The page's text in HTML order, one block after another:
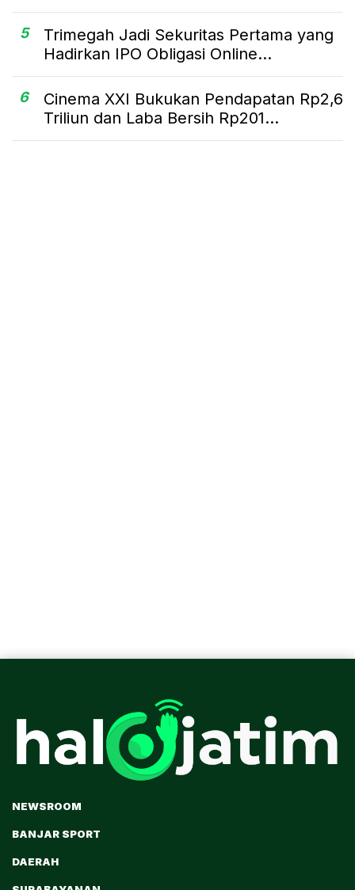
5
Trimegah Jadi Sekuritas Pertama yang
Hadirkan IPO Obligasi Online...
6
Cinema XXI Bukukan Pendapatan Rp2,6
Triliun dan Laba Bersih Rp201...
NEWSROOM
BANJAR SPORT
DAERAH